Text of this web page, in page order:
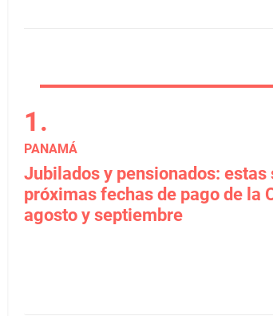
PANAMÁ
Jubilados y pensionados: estas
próximas fechas de pago de la
agosto y septiembre